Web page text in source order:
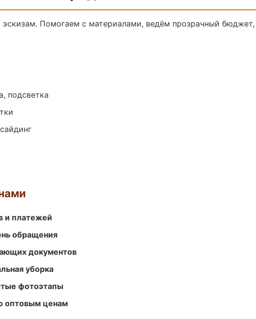
Помогаем с материалами, ведём прозрачный
подсветка
и платежей
обращения
документов
уборка
фотоэтапы
оптовым ценам